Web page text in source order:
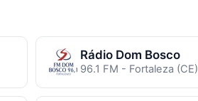
Rádio Dom Bosco
96.1 FM - Fortaleza (CE)